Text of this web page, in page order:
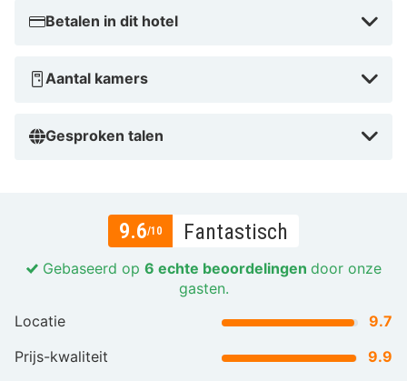
Betalen in dit hotel
Aantal kamers
Gesproken talen
9.6/10 Fantastisch
Gebaseerd op 6 echte beoordelingen door onze
gasten.
Locatie
9.7
Prijs-kwaliteit
9.9